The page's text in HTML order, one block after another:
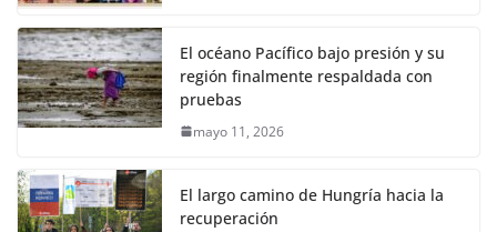
El océano Pacífico bajo presión y su
región finalmente respaldada con
pruebas
mayo 11, 2026
El largo camino de Hungría hacia la
recuperación